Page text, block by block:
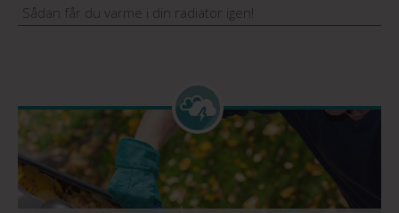
Sådan får du varme i din radiator igen!